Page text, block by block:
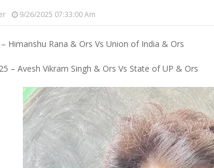
9/26/2025 07:33:00 Am
Himanshu Rana & Ors Vs Union of India & Ors
– Avesh Vikram Singh & Ors Vs State of UP & Ors